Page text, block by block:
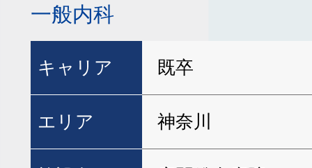
一般内科
キャリア 既卒
エリア 神奈川